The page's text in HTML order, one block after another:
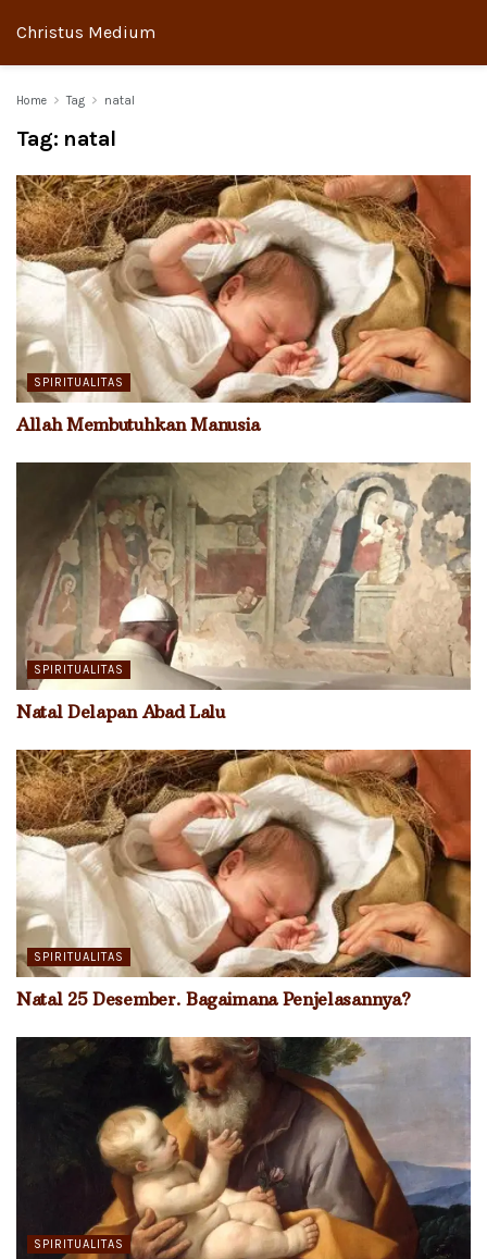
Christus Medium
Home Tag natal
Tag: natal
SPIRITUALITAS
Allah Membutuhkan Manusia
SPIRITUALITAS
Natal Delapan Abad Lalu
SPIRITUALITAS
Natal 25 Desember. Bagaimana Penjelasannya?
SPIRITUALITAS